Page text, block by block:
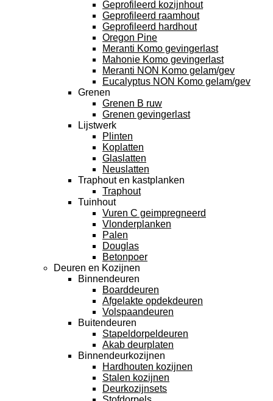
Geprofileerd kozijnhout
Geprofileerd raamhout
Geprofileerd hardhout
Oregon Pine
Meranti Komo gevingerlast
Mahonie Komo gevingerlast
Meranti NON Komo gelam/gev
Eucalyptus NON Komo gelam/gev
Grenen
Grenen B ruw
Grenen gevingerlast
Lijstwerk
Plinten
Koplatten
Glaslatten
Neuslatten
Traphout en kastplanken
Traphout
Tuinhout
Vuren C geimpregneerd
Vlonderplanken
Palen
Douglas
Betonpoer
Deuren en Kozijnen
Binnendeuren
Boarddeuren
Afgelakte opdekdeuren
Volspaandeuren
Buitendeuren
Stapeldorpeldeuren
Akab deurplaten
Binnendeurkozijnen
Hardhouten kozijnen
Stalen kozijnen
Deurkozijnsets